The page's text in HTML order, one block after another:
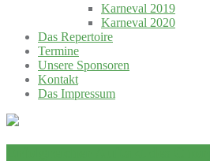
Karneval 2019
Karneval 2020
Das Repertoire
Termine
Unsere Sponsoren
Kontakt
Das Impressum